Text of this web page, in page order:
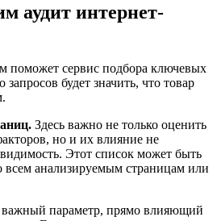
аудит интернет-
поможет сервис подбора ключевых
будет значить, что товар
Здесь важно не только оценить
но и их влияние не
Этот список может быть
анализируемым страницам или
важный параметр, прямо влияющий